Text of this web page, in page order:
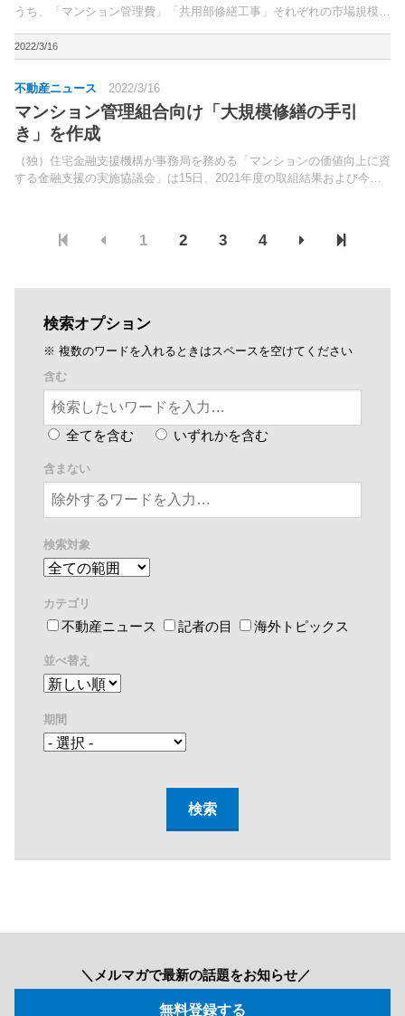
うち、「マンション管理費」「共用部修繕工事」それぞれの市場規模推
対象に調査した。
2022/3/16
不動産ニュース 2022/3/16
マンション管理組合向け「大規模修繕の手引
き」を作成
（独）住宅金融支援機構が事務局を務める「マンションの価値向上に資
する金融支援の実施協議会」は15日、2021年度の取組結果および今後
1 2 3 4
検索オプション
※ 複数のワードを入れるときはスペースを空けてください
含む
全てを含む いずれかを含む
含まない
検索対象
カテゴリ
不動産ニュース 記者の目 海外トピックス
並べ替え
期間
＼メルマガで最新の話題をお知らせ／